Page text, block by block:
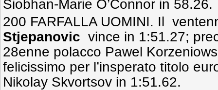
Siobhan-Marie O’Connor in 58.26.
200 FARFALLA UOMINI. Il
Stjepanovic vince in 1:51.27;
28enne polacco Pawel
felicissimo per l’insperato titolo
Nikolay Skvortsov in 1:51.62.